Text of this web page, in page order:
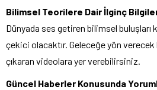
Bilimsel Teorilere Dair İlginç
Dünyada ses getiren bilimsel buluşları
çekici olacaktır. Geleceğe yön
çıkaran videolara yer verebilirsiniz.
Güncel Haberler Konusunda